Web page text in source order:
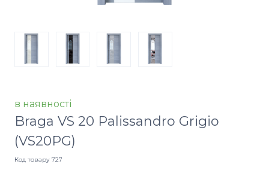
в наявності
Braga VS 20 Palissandro Grigio
(VS20PG)
Код товару 727